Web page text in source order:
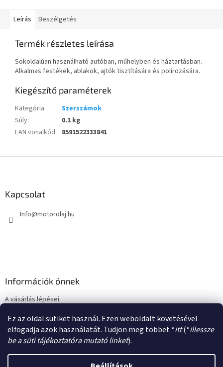
Ez az oldal sütiket használ. Ezen weboldalt követésével
elfogadja azok használatát. Tudjon meg többet *itt(*illessze
be a süti tájékoztatóra mutató linket).
Leírás Beszélgetés
Termék részletes leírása
Sokoldalúan használható autóban, műhelyben és háztartásban.
Alkalmas festékek, ablakok, ajtók tisztítására és polírozására.
Kiegészítő paraméterek
Kategória:
Szerszámok
Súly:
0.1 kg
EAN vonalkód: 8591522333841
Kapcsolat
Info@motorolaj.hu
Információk önnek
A vásárlás lépései
Adatkezelési tájékoztató